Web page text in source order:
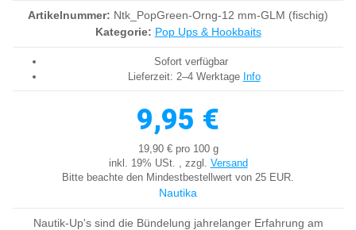
Artikelnummer: Ntk_PopGreen-Orng-12 mm-GLM (fischig)
Kategorie: Pop Ups & Hookbaits
Sofort verfügbar
Lieferzeit: 2–4 Werktage Info
9,95 €
19,90 € pro 100 g
inkl. 19% USt. , zzgl. Versand
Bitte beachte den Mindestbestellwert von 25 EUR.
Nautika
Nautik-Up's sind die Bündelung jahrelanger Erfahrung am